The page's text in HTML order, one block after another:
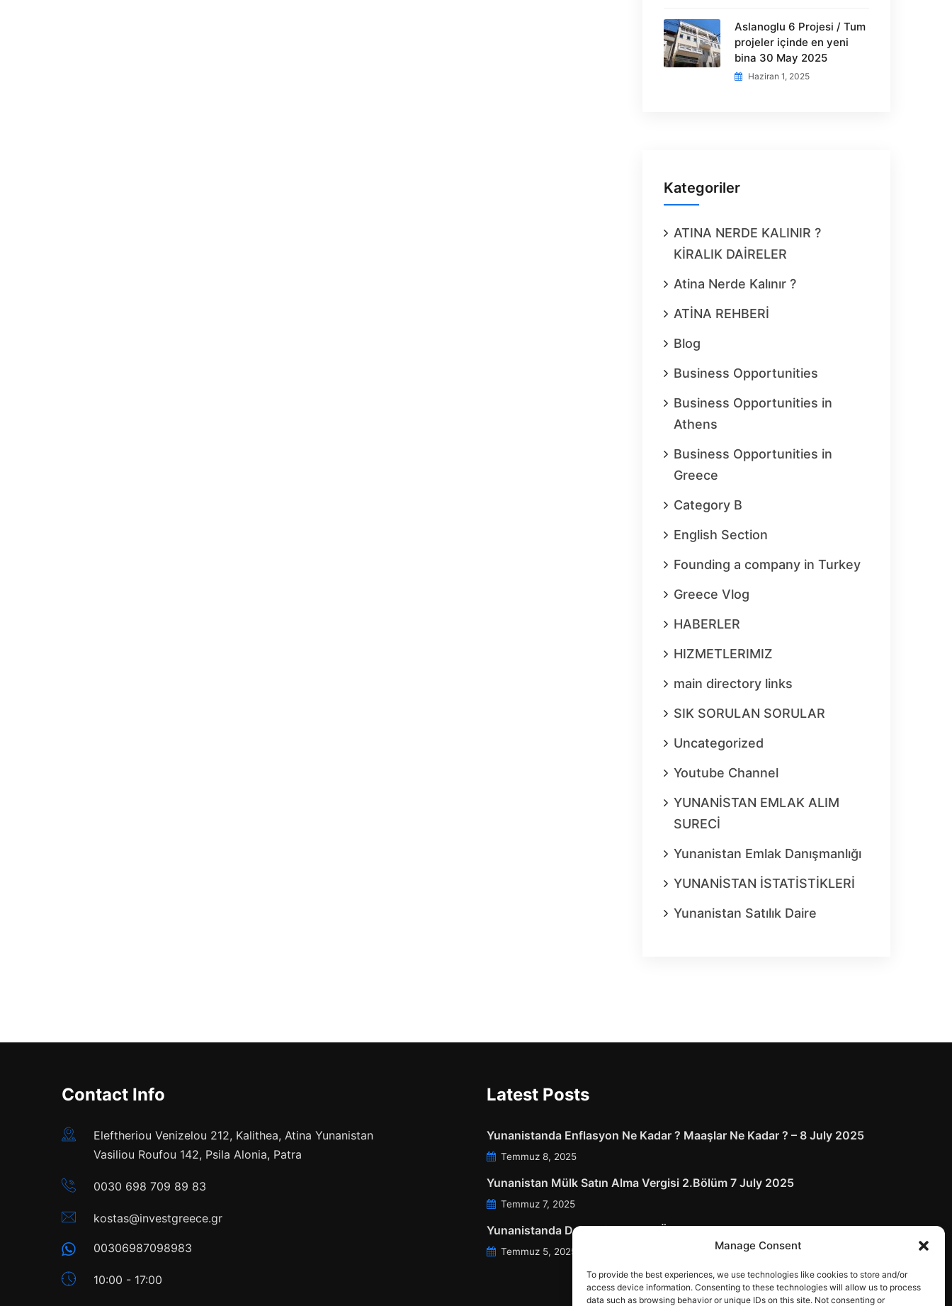
Manage Consent
To provide the best experiences, we use technologies like cookies to store and/or
access device information. Consenting to these technologies will allow us to process
data such as browsing behavior or unique IDs on this site. Not consenting or
Aslanoglu 6 Projesi / Tum
projeler içinde en yeni
bina 30 May 2025
Haziran 1, 2025
Kategoriler
ATINA NERDE KALINIR ?
KİRALIK DAİRELER
Atina Nerde Kalınır ?
ATİNA REHBERİ
Blog
Business Opportunities
Business Opportunities in
Athens
Business Opportunities in
Greece
Category B
English Section
Founding a company in Turkey
Greece Vlog
HABERLER
HIZMETLERIMIZ
main directory links
SIK SORULAN SORULAR
Uncategorized
Youtube Channel
YUNANİSTAN EMLAK ALIM
SURECİ
Yunanistan Emlak Danışmanlığı
YUNANİSTAN İSTATİSTİKLERİ
Yunanistan Satılık Daire
Contact Info
Eleftheriou Venizelou 212, Kalithea, Atina Yunanistan
Vasiliou Roufou 142, Psila Alonia, Patra
0030 698 709 89 83
kostas@investgreece.gr
00306987098983
10:00 - 17:00
Latest Posts
Yunanistanda Enflasyon Ne Kadar ? Maaşlar Ne Kadar ? – 8 July 2025
Temmuz 8, 2025
Yunanistan Mülk Satın Alma Vergisi 2.Bölüm 7 July 2025
Temmuz 7, 2025
Yunanistanda Daire Aidatları ve Ödenmezse Ne Olur 5 July 2025
Temmuz 5, 2025